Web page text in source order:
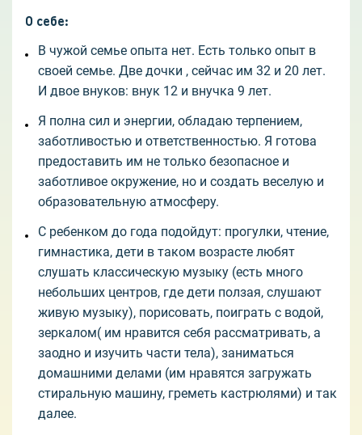
О себе:
В чужой семье опыта нет. Есть только опыт в
своей семье. Две дочки , сейчас им 32 и 20 лет.
И двое внуков: внук 12 и внучка 9 лет.
Я полна сил и энергии, обладаю терпением,
заботливостью и ответственностью. Я готова
предоставить им не только безопасное и
заботливое окружение, но и создать веселую и
образовательную атмосферу.
С ребенком до года подойдут: прогулки, чтение,
гимнастика, дети в таком возрасте любят
слушать классическую музыку (есть много
небольших центров, где дети ползая, слушают
живую музыку), порисовать, поиграть с водой,
зеркалом( им нравится себя рассматривать, а
заодно и изучить части тела), заниматься
домашними делами (им нравятся загружать
стиральную машину, греметь кастрюлями) и так
далее.